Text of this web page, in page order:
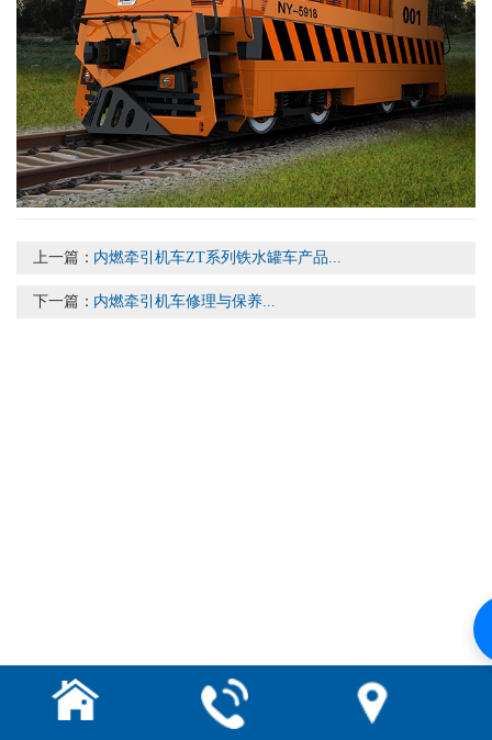
上一篇： 内燃牵引机车ZT系列铁水罐车产品...
下一篇： ​内燃牵引机车修理与保养...